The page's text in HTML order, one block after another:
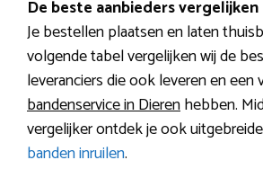
De beste aanbieders vergelijken
Je bestellen plaatsen en laten
volgende tabel vergelijken wij de
leveranciers die ook leveren en een
bandenservice in Dierenhebben.
vergelijker ontdek je ook
banden inruilen.